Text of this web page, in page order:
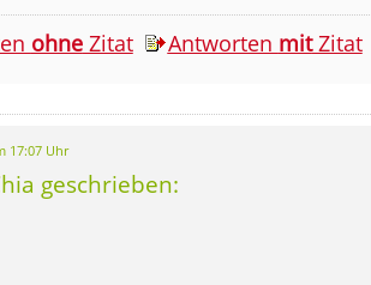
ohneZitat Antworten mitZitat
17:07 Uhr
geschrieben: